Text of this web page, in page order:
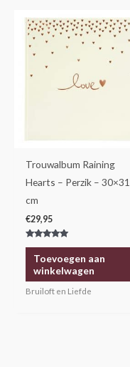
Trouwalbum Raining
Hearts – Perzik – 30×31
cm
€29,95
Gewaardeerd
5.00
uit 5Toevoegen aan
winkelwagen
Bruiloft en Liefde